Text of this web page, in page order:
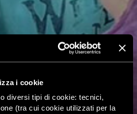
i cookie
diversi tipi di cookie: tecnici,
(tra cui cookie utilizzati per la